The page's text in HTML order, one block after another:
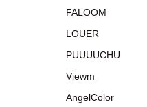
FALOOM
LOUER
PUUUUCHU
Viewm
AngelColor